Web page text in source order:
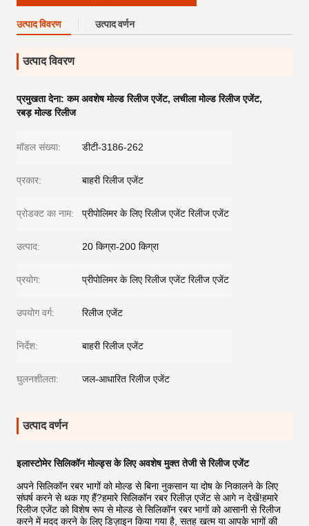
उत्पाद विवरण उत्पाद वर्णन
उत्पाद विवरण
प्रमुखता देना:कम अवशेष मोल्ड रिलीज एजेंट,लचीला मोल्ड रिलीज एजेंट,
रबड़ मोल्ड रिलीज
मॉडल संख्या: डीटी-3186-262
प्रकार: बाहरी रिलीज एजेंट
प्रोडक्ट का नाम: प्रीपोलिमर के लिए रिलीज एजेंट रिलीज एजेंट
उत्पाद: 20 किग्रा-200 किग्रा
प्रयोग: प्रीपोलिमर के लिए रिलीज एजेंट रिलीज एजेंट
उपयोग वर्ग: रिलीज एजेंट
निर्देश: बाहरी रिलीज एजेंट
घुलनशीलता: जल-आधारित रिलीज एजेंट
उत्पाद वर्णन
इलास्टोमेर सिलिकॉन मोल्ड्स के लिए अवशेष मुक्त तेजी से रिलीज एजेंट
अपने सिलिकॉन रबर भागों को मोल्ड से बिना नुकसान या दोष के निकालने के लिए
संघर्ष करने से थक गए हैं?हमारे सिलिकॉन रबर रिलीज़ एजेंट से आगे न देखें!हमारे
रिलीज एजेंट को विशेष रूप से मोल्ड से सिलिकॉन रबर भागों को आसानी से रिलीज
करने में मदद करने के लिए डिज़ाइन किया गया है, सतह खत्म या आपके भागों की